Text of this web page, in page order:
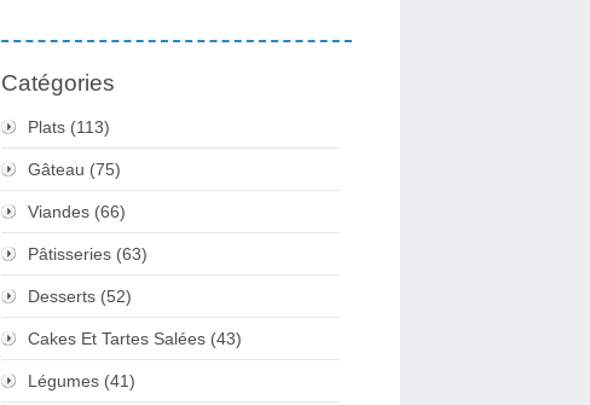
Catégories
Plats (113)
Gâteau (75)
Viandes (66)
Pâtisseries (63)
Desserts (52)
Cakes Et Tartes Salées (43)
Légumes (41)